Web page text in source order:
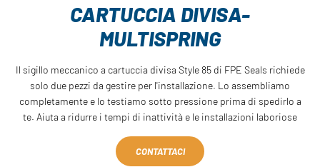
CARTUCCIA DIVISA-
MULTISPRING
Il sigillo meccanico a cartuccia divisa Style 85 di FPE Seals richiede
solo due pezzi da gestire per l'installazione. Lo assembliamo
completamente e lo testiamo sotto pressione prima di spedirlo a
te. Aiuta a ridurre i tempi di inattività e le installazioni laboriose
CONTATTACI